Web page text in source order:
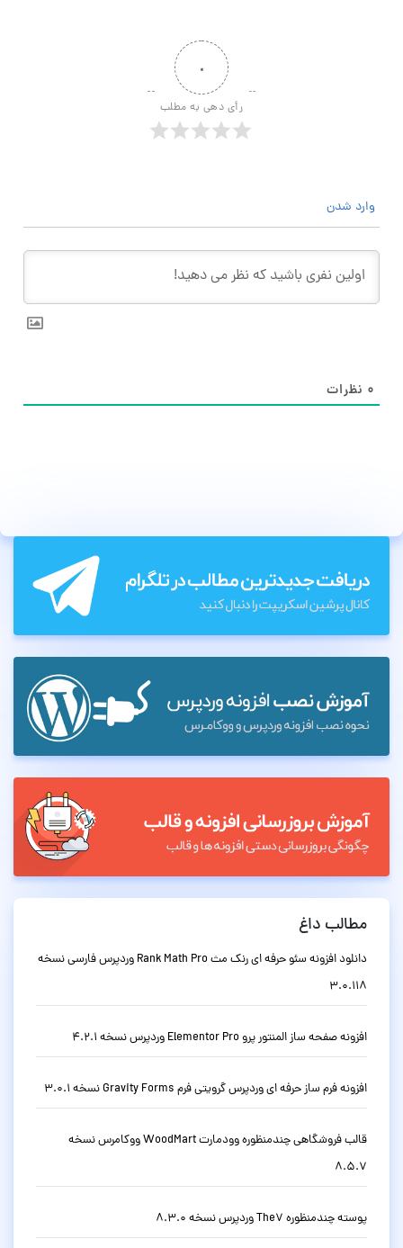
۰
رأی دهی به مطلب
وارد شدن
۰ نظرات
مطالب داغ
دانلود افزونه سئو حرفه ای رنک مث Rank Math Pro وردپرس فارسی نسخه
3.0.118
افزونه صفحه ساز المنتور پرو Elementor Pro وردپرس نسخه 4.2.1
افزونه فرم ساز حرفه ای وردپرس گرویتی فرم Gravity Forms نسخه 3.0.1
قالب فروشگاهی چندمنظوره وودمارت WoodMart ووکامرس نسخه
8.5.7
پوسته چندمنظوره The7 وردپرس نسخه 8.3.0